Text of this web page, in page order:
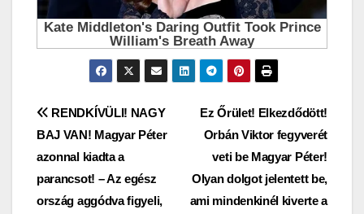
Bejegyzés
navigáció
Ez Őrület! Elkezdődött!
Orbán Viktor fegyverét
veti be Magyar Péter!
Olyan dolgot jelentett be,
ami mindenkinél kiverte a
RENDKÍVÜLI! NAGY
BAJ VAN! Magyar Péter
azonnal kiadta a
parancsot! – Az egész
ország aggódva figyeli,